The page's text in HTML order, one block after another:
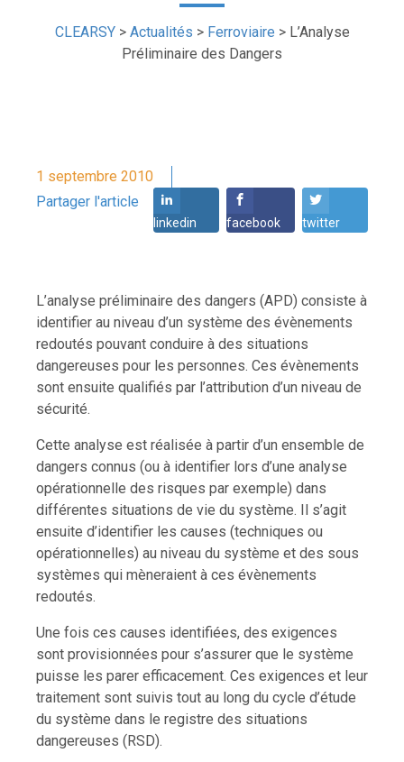
CLEARSY> Actualités > Ferroviaire > L’Analyse
Préliminaire des Dangers
1 septembre 2010
Partager l'article
linkedin facebook twitter
L’analyse préliminaire des dangers (APD) consiste à
identifier au niveau d’un système des évènements
redoutés pouvant conduire à des situations
dangereuses pour les personnes. Ces évènements
sont ensuite qualifiés par l’attribution d’un niveau de
sécurité.
Cette analyse est réalisée à partir d’un ensemble de
dangers connus (ou à identifier lors d’une analyse
opérationnelle des risques par exemple) dans
différentes situations de vie du système. Il s’agit
ensuite d’identifier les causes (techniques ou
opérationnelles) au niveau du système et des sous
systèmes qui mèneraient à ces évènements
redoutés.
Une fois ces causes identifiées, des exigences
sont provisionnées pour s’assurer que le système
puisse les parer efficacement. Ces exigences et leur
traitement sont suivis tout au long du cycle d’étude
du système dans le registre des situations
dangereuses (RSD).